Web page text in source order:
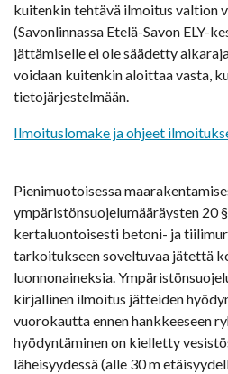
kuitenkin tehtävä ilmoitus valtion
(Savonlinnassa Etelä-Savon ELY-
jättämiselle ei ole säädetty
voidaan kuitenkin aloittaa vasta,
tietojärjestelmään.
Ilmoituslomake ja ohjeet
Pienimuotoisessa
ympäristönsuojelumääräysten 20
kertaluontoisesti betoni- ja
tarkoitukseen soveltuvaa jätettä
luonnonaineksia.
kirjallinen ilmoitus jätteiden
vuorokautta ennen hankkeeseen
hyödyntäminen on kielletty
läheisyydessä (alle 30 m